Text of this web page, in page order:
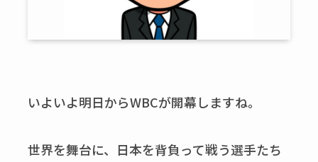
いよいよ明日からWBCが開幕しますね。
世界を舞台に、日本を背負って戦う選手たち